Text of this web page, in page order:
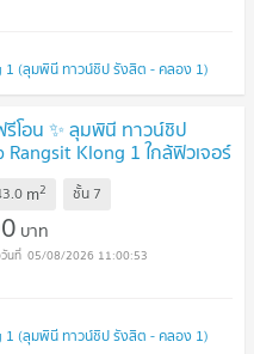
1 (ลุมพินี ทาวน์ชิป รังสิต - คลอง 1)
โอน ✨ ลุมพินี ทาวน์ชิป
Klong 1 ใกล้ฟิวเจอร์
m2 ชั้น 7
บาท
05/08/2026 11:00:53
1 (ลุมพินี ทาวน์ชิป รังสิต - คลอง 1)